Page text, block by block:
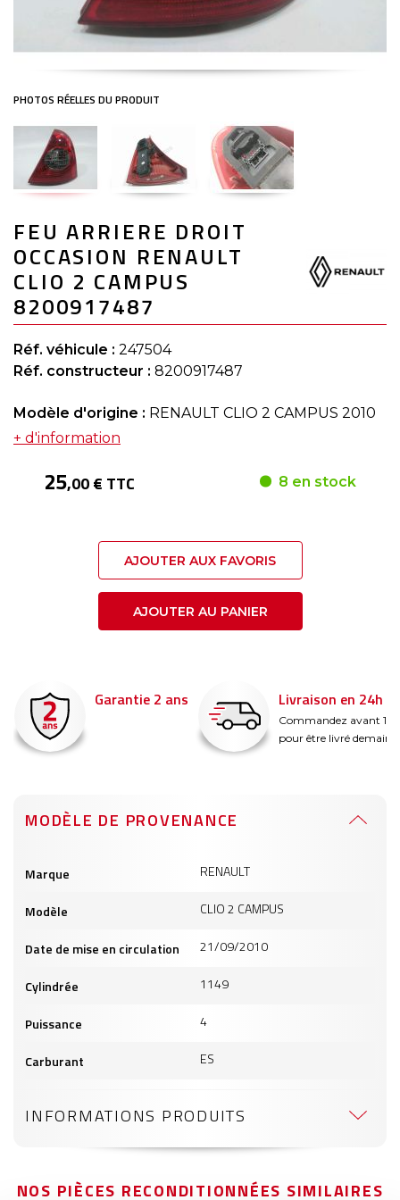
to
the
beginning
of
the
images
gallery
FEU ARRIERE DROIT
OCCASION RENAULT
CLIO 2 CAMPUS
8200917487
Réf. véhicule : 247504
Réf. constructeur : 8200917487
Modèle d'origine : RENAULT CLIO 2 CAMPUS 2010
+ d'information
25,00 € TTC 8 en stock
AJOUTER AUX FAVORIS
AJOUTER AU PANIER
Garantie 2 ans Livraison en 24h
Commandez avant 14h
pour être livré demain !
MODÈLE DE PROVENANCE
produits
Marque RENAULT
Modèle CLIO 2 CAMPUS
Date de mise en circulation 21/09/2010
Cylindrée 1149
Puissance 4
Carburant ES
INFORMATIONS PRODUITS
NOS PIÈCES RECONDITIONNÉES SIMILAIRES